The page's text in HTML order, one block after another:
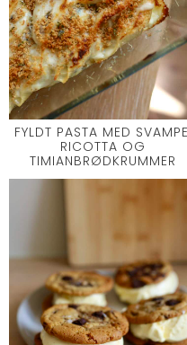
FYLDT PASTA MED
RICOTTA OG
TIMIANBRØDKRUMMER